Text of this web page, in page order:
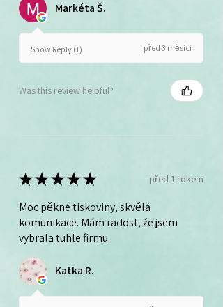
Markéta Š.
Show Reply (1) před 3 měsíci
Was this review helpful?
★★★★★ před 1 rokem
Moc pěkné tiskoviny, skvělá
komunikace. Mám radost, že jsem
vybrala tuhle firmu.
Katka R.